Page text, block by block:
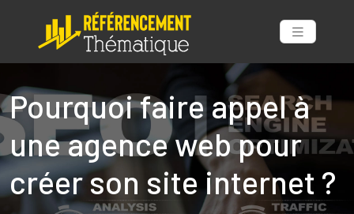
Pourquoi faire appel à
une agence web pour
créer son site internet ?